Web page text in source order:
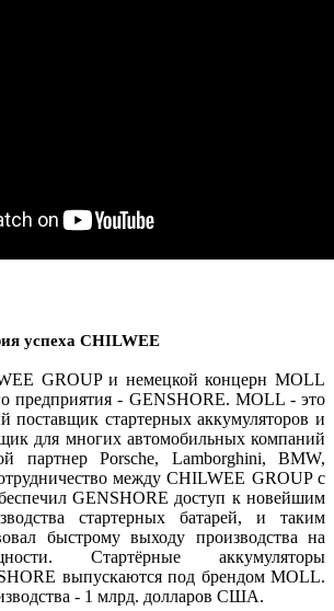
успеха CHILWEE
GROUP и немецкой концерн MOLL
предприятия - GENSHORE. MOLL - это
поставщик стартерных аккумуляторов и
для многих автомобильных компаний
партнер Porsche, Lamborghini, BMW,
между CHILWEE GROUP с
GENSHORE доступ к новейшим
стартерных батарей, и таким
быстрому выходу производства на
Стартёрные аккумуляторы
выпускаются под брендом MOLL.
- 1 млрд. долларов США.